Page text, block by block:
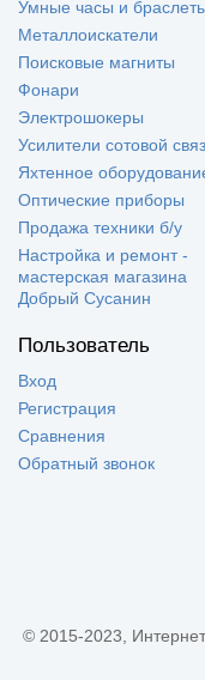
Умные часы и
Металлоискатели
Поисковые магниты
Фонари
Электрошокеры
Усилители сотовой
Яхтенное
Оптические приборы
Продажа техники б/у
Настройка и ремонт -
мастерская магазина
Добрый Сусанин
Пользователь
Вход
Регистрация
Сравнения
Обратный звонок
© 2015-2023,